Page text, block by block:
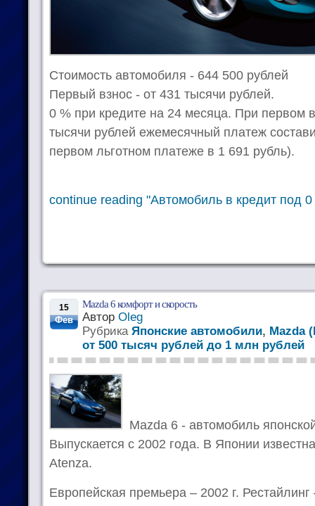
Стоимость автомобиля - 644 500 рублей
Первый взнос - от 431 тысячи рублей.
0 % при кредите на 24 месяца. При первом
тысячи рублей ежемесячный платеж
первом льготном платеже в 1 691 рубль).
continue reading "Автомобиль в кредит под
15
Фев
Mazda 6 комфорт и скорость
Автор Oleg
Рубрика Японские автомобили, Mazda
от 500 тысяч рублей до 1 млн рублей
Mazda 6 - автомобиль
Выпускается с 2002 года. В Японии
Atenza.
Европейская премьера – 2002 г.